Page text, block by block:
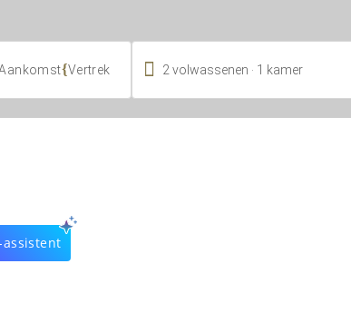
{Vertrek  2 volwassenen 1 kamer
assistent